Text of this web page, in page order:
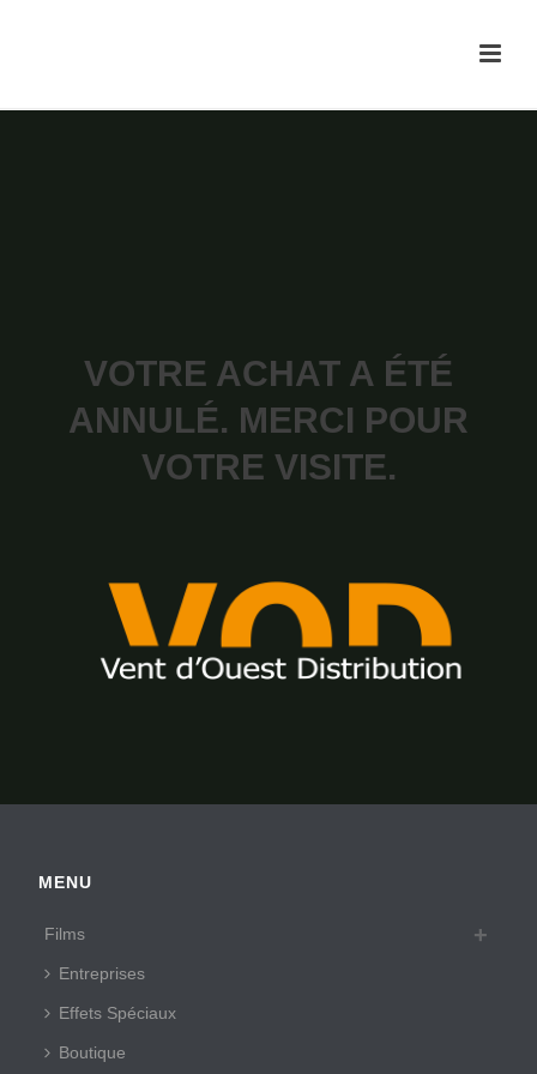
VOTRE ACHAT A ÉTÉ
ANNULÉ. MERCI POUR
VOTRE VISITE.
MENU
Films
Entreprises
Effets Spéciaux
Boutique